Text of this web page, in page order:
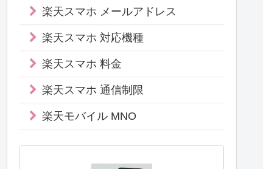
楽天スマホ メールアドレス
楽天スマホ 対応機種
楽天スマホ 料金
楽天スマホ 通信制限
楽天モバイル MNO